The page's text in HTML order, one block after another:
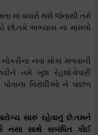
માં વધારો થશે જેનાથી તમે
અભ્યાસ ના મામલો
નવા મોકા મળવાની
તમે ખુશ રેહશો.વેપારી
વિરોધીઓ ને પાછળ
સારું રહેવાનું છે.તમને
નસા સાથે સબંધિત કોઈ